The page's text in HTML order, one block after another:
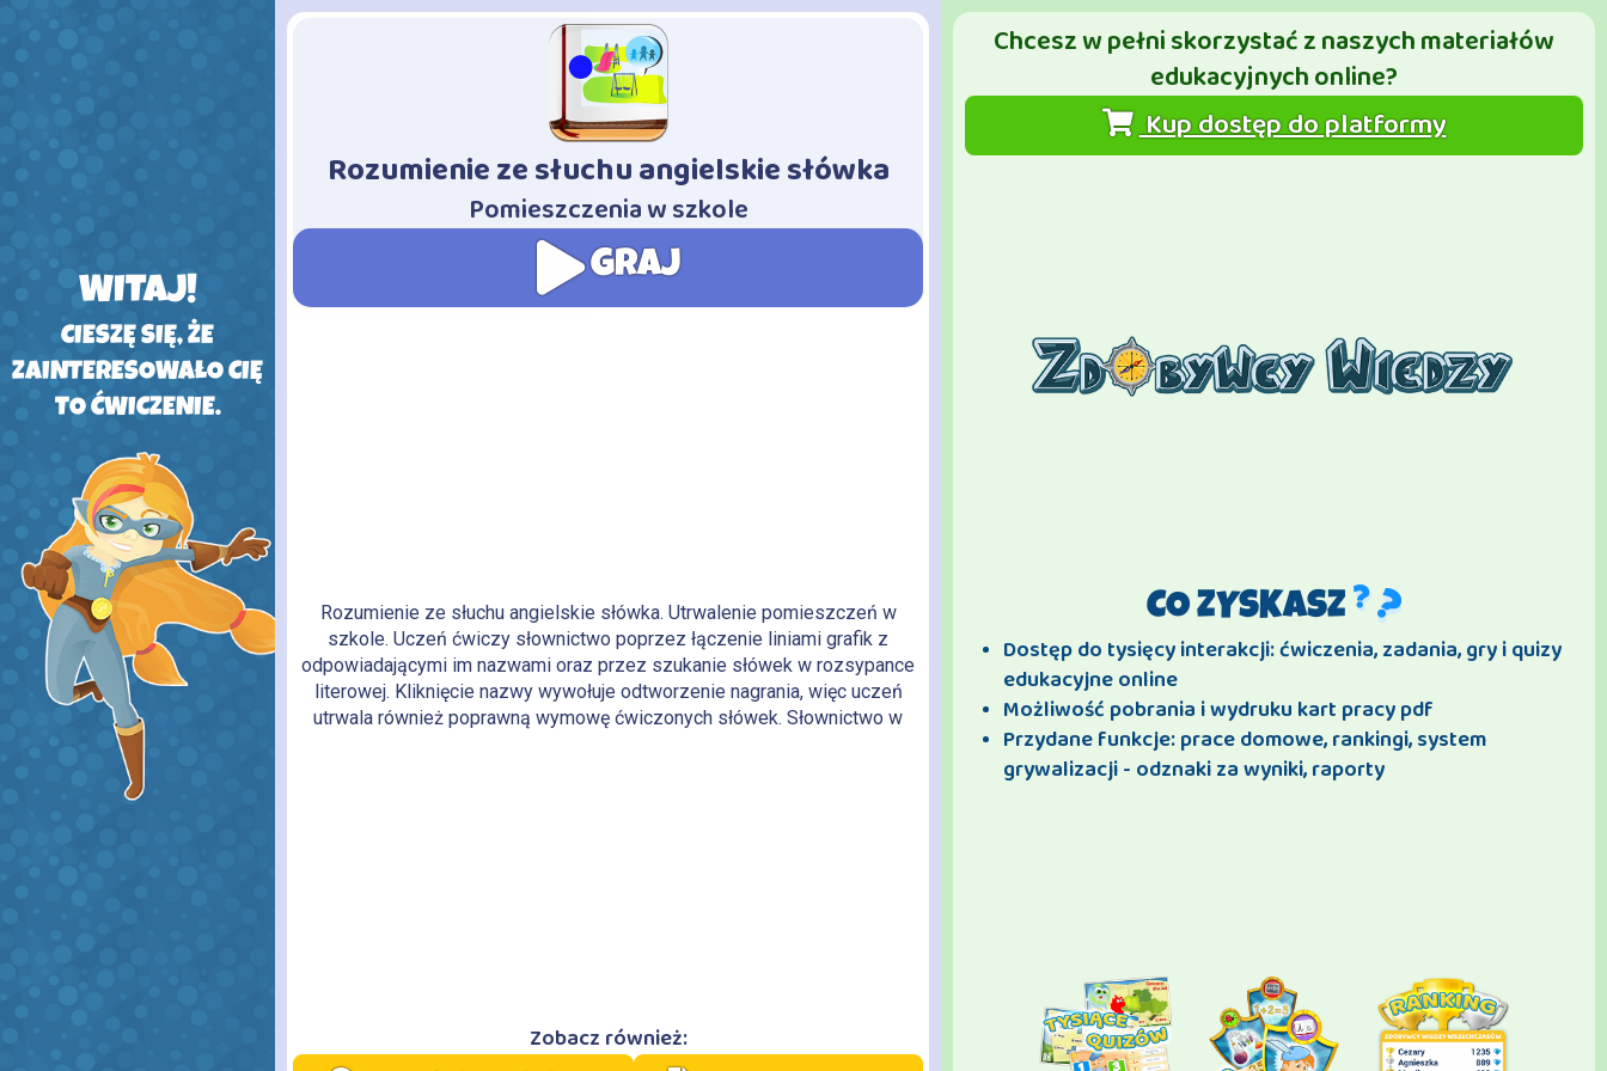
WITAJ!
CIESZĘ SIĘ, ŻE
ZAINTERESOWAŁO CIĘ
TO ĆWICZENIE.
Rozumienie ze słuchu angielskie słówka
- Pomieszczenia w szkole
GRAJ
Rozumienie ze słuchu angielskie słówka. Utrwalenie pomieszczeń w
szkole. Uczeń ćwiczy słownictwo poprzez łączenie liniami grafik z
odpowiadającymi im nazwami oraz przez szukanie słówek w rozsypance
literowej. Kliknięcie nazwy wywołuje odtworzenie nagrania, więc uczeń
utrwala również poprawną wymowę ćwiczonych słówek. Słownictwo w
Zobacz również:
Chcesz w pełni skorzystać z naszych materiałów
edukacyjnych online?
Kup dostęp do platformy
CO ZYSKASZ
Dostęp do tysięcy interakcji: ćwiczenia, zadania, gry i quizy
edukacyjne online
Możliwość pobrania i wydruku kart pracy pdf
Przydane funkcje: prace domowe, rankingi, system
grywalizacji - odznaki za wyniki, raporty